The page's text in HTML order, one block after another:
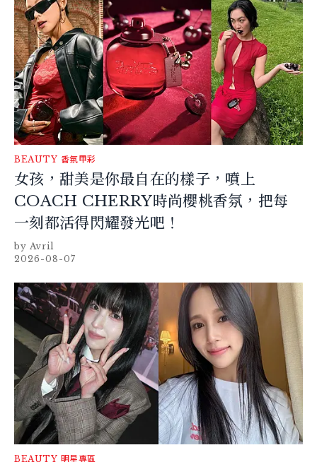
BEAUTY 香氛甲彩
女孩，甜美是你最自在的樣子，噴上
COACH CHERRY時尚櫻桃香氛，把每
一刻都活得閃耀發光吧！
Avril
2026-08-07
BEAUTY 明星專區